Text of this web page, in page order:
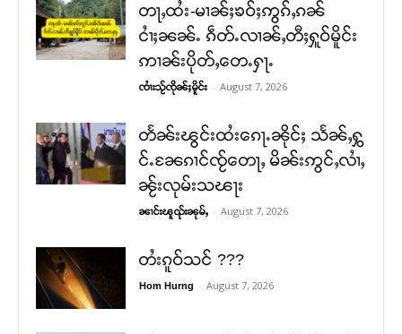
တႃႇထႆး-မၢၼ်ႈၶဝ်ႈဢွၵ်ႇၵၼ်
ငၢႆႈၼၼ်ႉ ၵဵတ်ႉလၢၼ်ႇတီႈႁူဝ်မိူင်း
ဢၢၼ်းပိုတ်ႇတေႉႁႃႉ
ၸၢႆးသႂ်ၸိုၼ်ႈမိူင်း - August 7, 2026
တႅၼ်းၽွင်းထႆးၵေႃႉၼိုင်ႈ သႅၼ်ႇႁွ
င်ႉၼႄၵၢင်ၸႂ်တေႃႇ မိၼ်းဢွင်ႇလၢႆႇ
ၼႂ်းလုမ်းသၽႃး
ၼၢင်းၽူၺ်းၼုမ်ႇ - August 7, 2026
တႆးၵူဝ်သင် ???
Hom Hurng - August 7, 2026